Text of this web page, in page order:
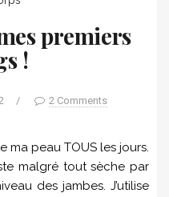
premiers
!
/ 2 Comments
ma peau TOUS les jours.
malgré tout sèche par
des jambes. J’utilise